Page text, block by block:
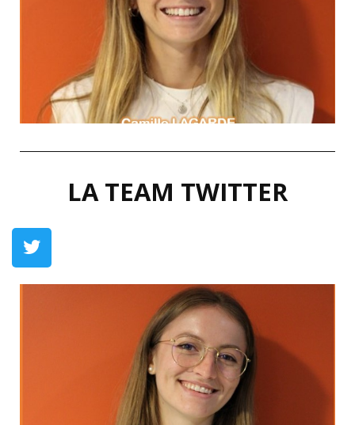
MA DEVISE
« Croyez que vous pouvez le faire et vous aurez
déjà fait la moitié du chemin. »
Théodore Roosevelt
LA TEAM TWITTER
Seokjin
LinkedIn